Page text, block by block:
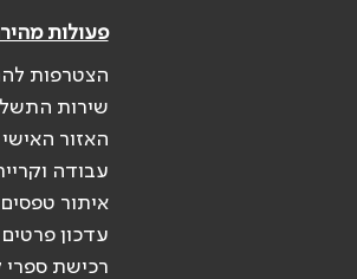
פעולות
הצטרפות
שירות
האזור האישי
עבודה
איתור טפסים
עדכון פרטים
רכישת ספרי